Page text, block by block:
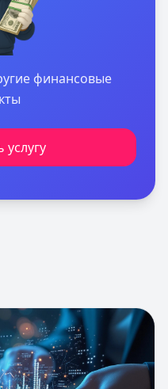
финансовые
банкротства